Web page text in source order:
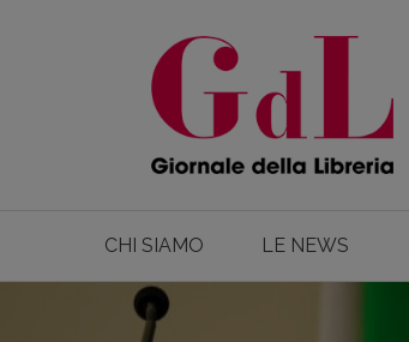
CHI SIAMO LE NEWS